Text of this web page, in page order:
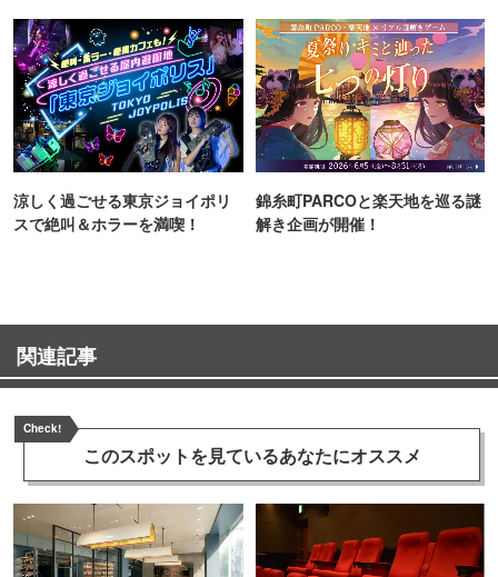
涼しく過ごせる東京ジョイポリ
スで絶叫＆ホラーを満喫！
錦糸町PARCOと楽天地を巡る謎
解き企画が開催！
関連記事
Check!
このスポットを見ているあなたにオススメ